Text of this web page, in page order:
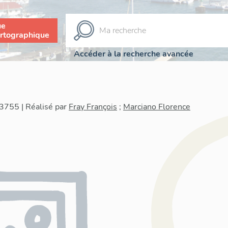
Accéder à la recherche avancée
| Réalisé par Fray François ; Marciano Florence